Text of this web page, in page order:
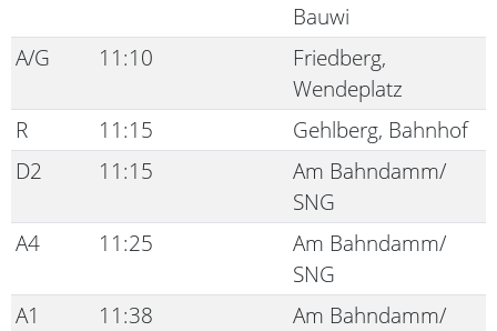
Bauwi
A/G
11:10
Friedberg,
Wendeplatz
R
11:15
Gehlberg, Bahnhof
D2
11:15
Am Bahndamm/
SNG
A4
11:25
Am Bahndamm/
SNG
A1
11:38
Am Bahndamm/